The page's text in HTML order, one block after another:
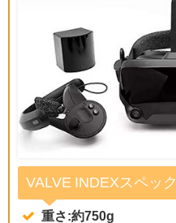
VALVE INDEXスペック
重さ:約750g